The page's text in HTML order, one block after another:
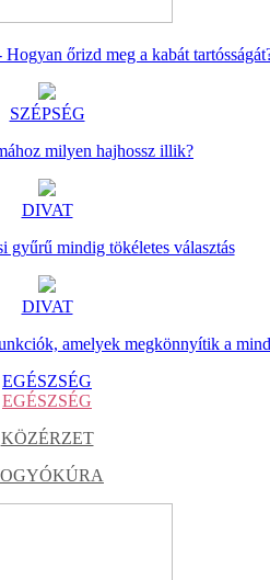
őrizd meg a kabát
SZÉPSÉG
milyen hajhossz illik?
DIVAT
gyűrű mindig tökéletes választás
DIVAT
amelyek megkönnyítik a
EGÉSZSÉG
EGÉSZSÉG
KÖZÉRZET